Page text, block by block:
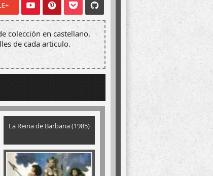
colección en castellano.
de cada articulo.
La Reina de Barbaria (1985)